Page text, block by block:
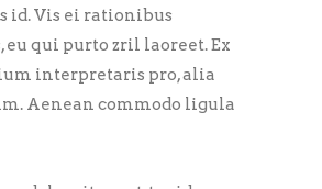
id. Vis ei rationibus
eu qui purto zril laoreet. Ex
interpretaris pro, alia
Aenean commodo ligula